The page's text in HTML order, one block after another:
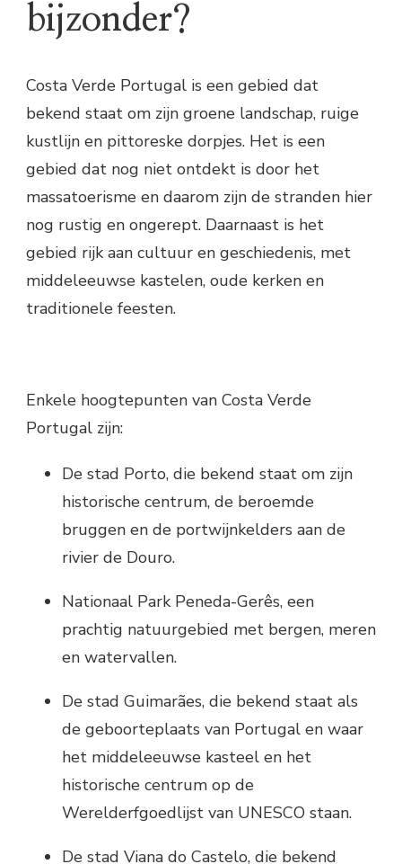
bijzonder?
Costa Verde Portugal is een gebied dat
bekend staat om zijn groene landschap, ruige
kustlijn en pittoreske dorpjes. Het is een
gebied dat nog niet ontdekt is door het
massatoerisme en daarom zijn de stranden hier
nog rustig en ongerept. Daarnaast is het
gebied rijk aan cultuur en geschiedenis, met
middeleeuwse kastelen, oude kerken en
traditionele feesten.
Enkele hoogtepunten van Costa Verde
Portugal zijn:
De stad Porto, die bekend staat om zijn
historische centrum, de beroemde
bruggen en de portwijnkelders aan de
rivier de Douro.
Nationaal Park Peneda-Gerês, een
prachtig natuurgebied met bergen, meren
en watervallen.
De stad Guimarães, die bekend staat als
de geboorteplaats van Portugal en waar
het middeleeuwse kasteel en het
historische centrum op de
Werelderfgoedlijst van UNESCO staan.
De stad Viana do Castelo, die bekend